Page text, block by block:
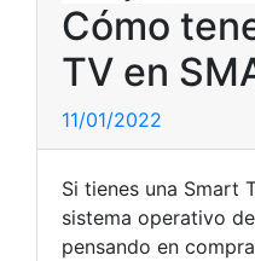
Cómo
TV en
11/01/2022
Si tienes una Smart
sistema operativo
pensando en